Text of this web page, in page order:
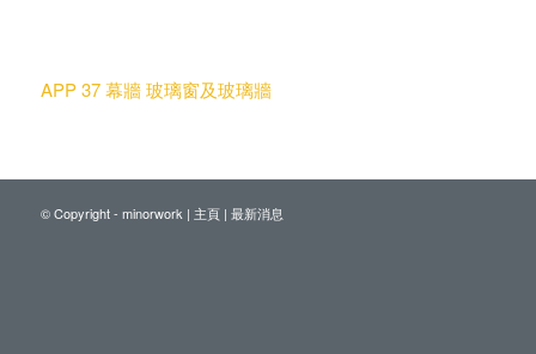
APP 37 幕牆 玻璃窗及玻璃牆
© Copyright - minorwork | 主頁| 最新消息